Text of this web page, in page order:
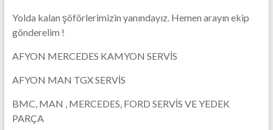
Yolda kalan şöförlerimizin yanındayız. Hemen arayın ekip
gönderelim !
AFYON MERCEDES KAMYON SERVİS
AFYON MAN TGX SERVİS
BMC, MAN , MERCEDES, FORD SERVİS VE YEDEK
PARÇA